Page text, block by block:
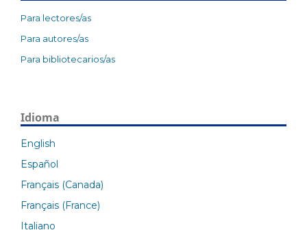
Para lectores/as
Para autores/as
Para bibliotecarios/as
Idioma
English
Español
Français (Canada)
Français (France)
Italiano